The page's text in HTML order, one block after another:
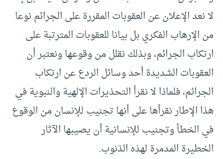
لا نعد الإعلان عن العقوبات المقررة على الجرائم نوعا
من الإرهاب الفكري بل بيانا للعقوبات المترتبة على
ارتكاب الجرائم، وبذلك نقلل من وقوعها ونعتبر أن
العقوبات الشديدة أحد وسائل الردع عن ارتكاب
الجرائم، فلماذا لا نقرأ التحذيرات الإلهية والنبوية في
هذا الإطار نقرأها على أنها تجنيب للإنسان من الوقوع
في الخطأ وتجنيب للإنسانية أن يصيبها الآثار
الخطيرة المدمرة لهذه الذنوب.